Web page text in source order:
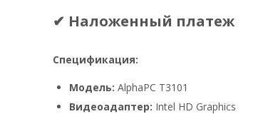
✔ Наложенный платеж
Спецификация:
Модель: AlphaPC T3101
Видеоадаптер: Intel HD Graphics